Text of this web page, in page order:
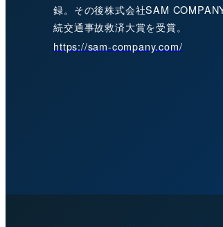
録。その後株式会社SAM
続交通事故救済大賞を受賞。
https://sam-company.com/